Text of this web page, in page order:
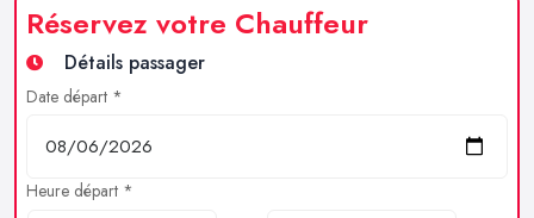
Réservez votre Chauffeur
Détails passager
Date départ *
Heure départ *